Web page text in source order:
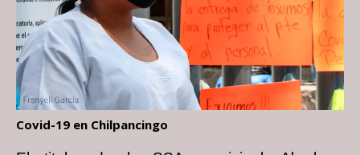
Covid-19 en Chilpancingo